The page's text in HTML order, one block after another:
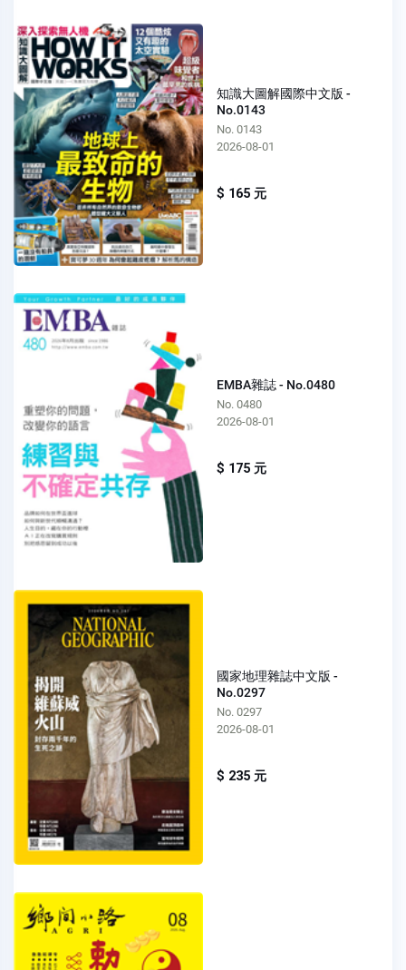
知識大圖解國際中文版 -
No.0143
No. 0143
2026-08-01
$ 165 元
EMBA雜誌 - No.0480
No. 0480
2026-08-01
$ 175 元
國家地理雜誌中文版 -
No.0297
No. 0297
2026-08-01
$ 235 元